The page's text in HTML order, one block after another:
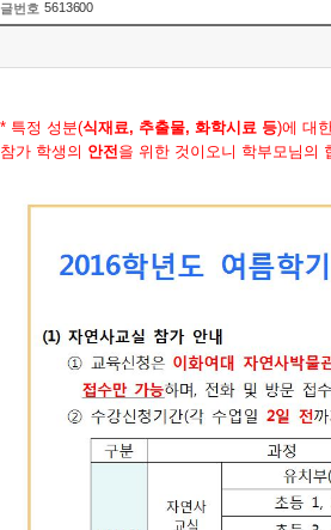
글번호 5613600
* 특정 성분(식재료, 추출물, 화학시료 등)에 대
참가 학생의 안전을 위한 것이오니 학부모님의